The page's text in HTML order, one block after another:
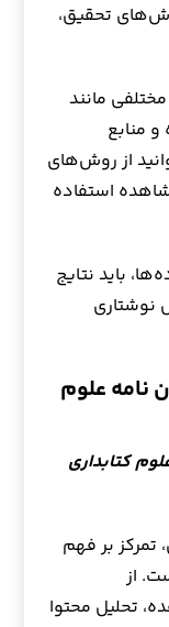
تحقیق،
مختلفی مانند
و منابع
از روش‌های
استفاده
باید نتایج
نوشتاری
نامه علوم
کتابداری
بر فهم
از
تحلیل محتوا